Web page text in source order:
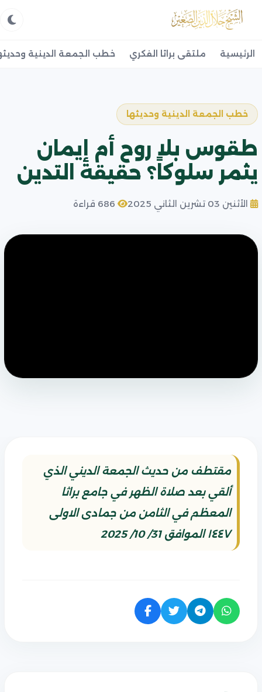
الرئيسية ملتقى براثا الفكري خطب الجمعة الدينية
خطب الجمعة الدينية وحديثها
طقوس بلا روح أم إيمان
يثمر سلوكاً؟ حقيقة التدين
الأثنين 03 تشرين الثاني 2025
مقتطف من حديث الجمعة الديني الذي
ألقي بعد صلاة الظهر في جامع براثا
المعظم في الثامن من جمادى الاولى
١٤٤٧ الموافق 31/ 10/ 2025